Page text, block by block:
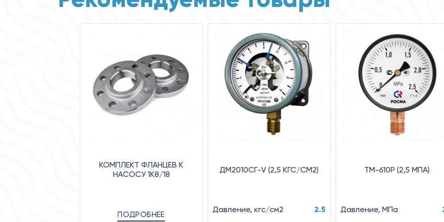
КОМПЛЕКТ ФЛАНЦЕВ К
НАСОСУ 1К8/18
ПОДРОБНЕЕ
ДМ2010СГ-V (2,5 КГС/СМ2)
Давление, кгс/см2 2.5
ТМ-610Р (2,5 MПA)
Давление, MПa